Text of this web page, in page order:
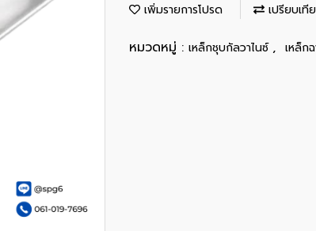
เพิ่มรายการโปรด เปรียบเที
หมวดหมู่ : เหล็กชุบกัลวาไนซ์ , เหล็ก